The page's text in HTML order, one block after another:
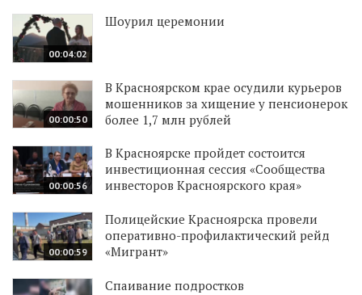
00:04:02
Шоурил церемонии
00:00:50
В Красноярском крае осудили курьеров
мошенников за хищение у пенсионерок
более 1,7 млн рублей
00:00:56
В Красноярске пройдет состоится
инвестиционная сессия «Сообщества
инвесторов Красноярского края»
00:00:59
Полицейские Красноярска провели
оперативно-профилактический рейд
«Мигрант»
Спаивание подростков